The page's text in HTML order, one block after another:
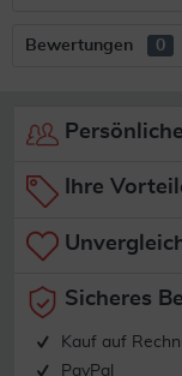
Bewertungen 0
Ihre
Sicheres
Kauf auf
PayPal